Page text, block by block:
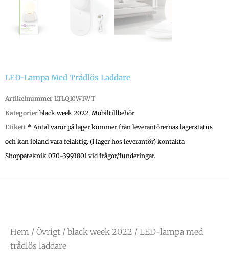
LED-Lampa Med Trådlös Laddare
Artikelnummer LTLQ10W1WT
Kategorier black week 2022, Mobiltillbehör
Etikett * Antal varor på lager kommer från leverantörernas lagerstatus
och kan ibland vara felaktig. (I lager hos leverantör) kontakta
Shoppateknik 070-3993801 vid frågor/funderingar.
Hem / Övrigt / black week 2022 / LED-lampa med
trådlös laddare